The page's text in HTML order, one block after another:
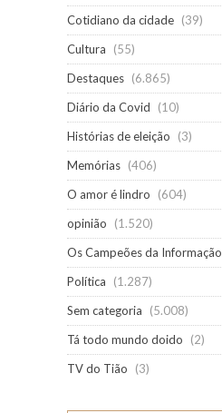
Cotidiano da cidade (39)
Cultura
(55)
Destaques (6.865)
Diário da Covid
(10)
Histórias de eleição
(3)
Memórias (406)
O amor é lindro
(604)
opinião
(1.520)
Os Campeões da Informação
Política
(1.287)
Sem categoria
(5.008)
Tá todo mundo doido
(2)
TV do Tião
(3)